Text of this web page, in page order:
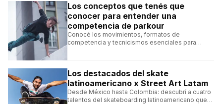
Los conceptos que tenés que
conocer para entender una
competencia de parkour
Conocé los movimientos, formatos de
competencia y tecnicismos esenciales para
Los destacados del skate
latinoamericano x Street Art Latam
Desde México hasta Colombia: descubrí a cuatro
talentos del skateboarding latinoamericano que